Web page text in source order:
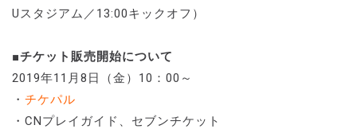
Uスタジアム／13:00キックオフ）
■チケット販売開始について
2019年11月8日（金）10：00～
・ チケパル
・CNプレイガイド、セブンチケット